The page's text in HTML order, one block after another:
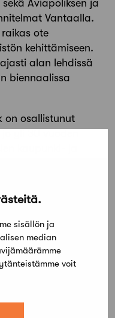
sisällön ja
median
voit
Aviapoliksen ja
Vantaalla.
ote
kehittämiseen.
alan lehdissä
biennaalissa
on osallistunut
mm.
Marja-Vantaa,
Lutakko.
muuta
toimineet
ja